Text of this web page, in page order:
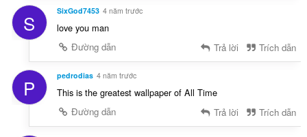
S SixGod7453 4 năm trước
love you man
Đường dẫn
Trả lời Trích dẫn
P pedrodias 4 năm trước
This is the greatest wallpaper of All Time
Đường dẫn
Trả lời Trích dẫn